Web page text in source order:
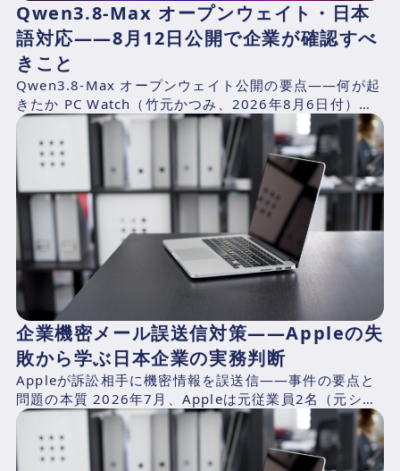
Qwen3.8-Max オープンウェイト・日本
語対応——8月12日公開で企業が確認すべ
きこと
Qwen3.8-Max オープンウェイト公開の要点——何が起
きたか PC Watch（竹元かつみ、2026年8月6日付）の
報道によれば、AlibabaのQwen...
企業機密メール誤送信対策——Appleの失
敗から学ぶ日本企業の実務判断
Appleが訴訟相手に機密情報を誤送信——事件の要点と
問題の本質 2026年7月、Appleは元従業員2名（元シニ
アシステムズエンジニアのChang Liuおよ...